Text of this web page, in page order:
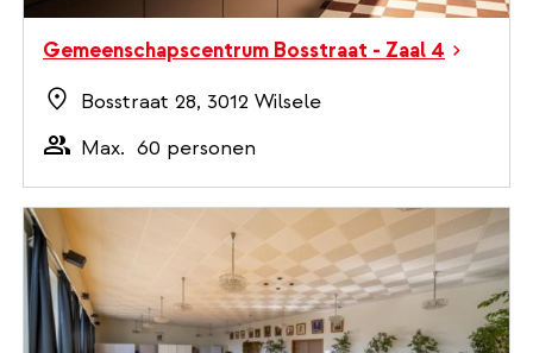
Gemeenschapscentrum Bosstraat - Zaal 4
Bosstraat 28, 3012 Wilsele
Max. 60 personen